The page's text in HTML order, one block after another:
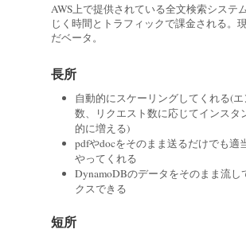
AWS上で提供されている全文検索システ
じく時間とトラフィックで課金される。
だベータ。
長所
自動的にスケーリングしてくれる(エ
数、リクエスト数に応じてインスタ
的に増える)
pdfやdocをそのまま送るだけでも適
やってくれる
DynamoDBのデータをそのまま流し
クスできる
短所